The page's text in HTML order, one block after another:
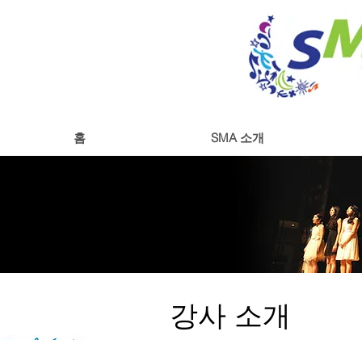
홈 SMA 소개
강사 소개